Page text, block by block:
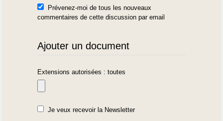
Prévenez-moi de tous les nouveaux
commentaires de cette discussion par email
Ajouter un document
Extensions autorisées : toutes
Je veux recevoir la Newsletter